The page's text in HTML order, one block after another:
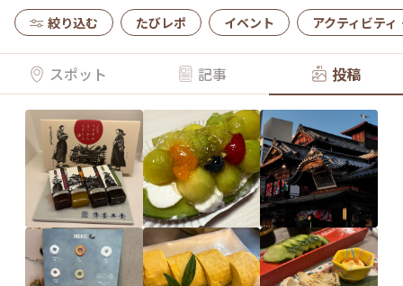
絞り込む たびレポ イベント アクティビティ
スポット 記事 投稿